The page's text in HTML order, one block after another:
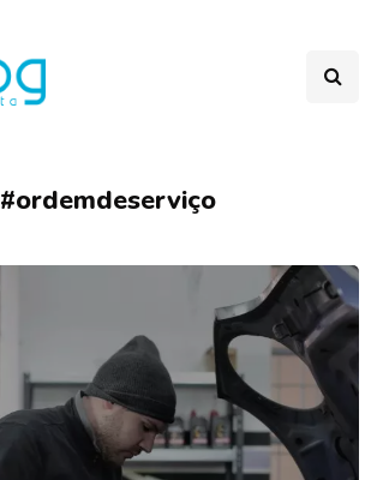
#ordemdeserviço